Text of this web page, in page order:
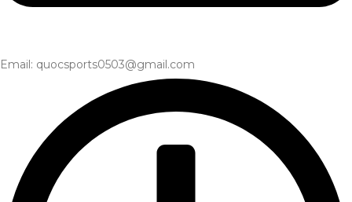
Email: quocsports0503@gmail.com